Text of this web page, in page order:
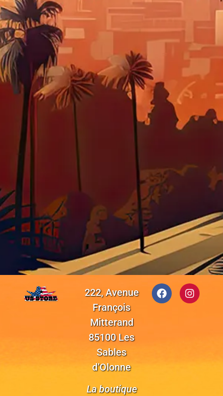
222, Avenue
François
Mitterand
85100 Les
Sables
d’Olonne
La boutique